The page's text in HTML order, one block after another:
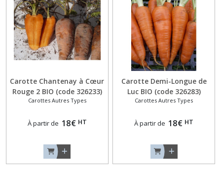
Carotte Chantenay à Cœur
Rouge 2 BIO (code 326233)
Carottes Autres Types
À partir de 18€ HT
Carotte Demi-Longue de
Luc BIO (code 326283)
Carottes Autres Types
À partir de 18€ HT